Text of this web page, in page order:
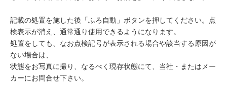
記載の処置を施した後「ふろ自動」ボタンを押してください。点
検表示が消え、通常通り使用できるようになります。
処置をしても、なお点検記号が表示される場合や該当する原因が
ない場合は、
状態をお写真に撮り、なるべく現存状態にて、当社・またはメー
カーにお問合せ下さい。